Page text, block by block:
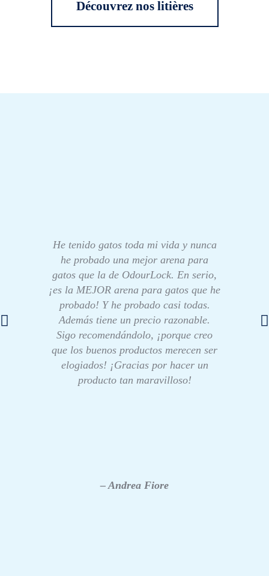
Découvrez nos litières
He tenido gatos toda mi vida y nunca
he probado una mejor arena para
gatos que la de OdourLock. En serio,
¡es la MEJOR arena para gatos que he
probado! Y he probado casi todas.
Además tiene un precio razonable.
Sigo recomendándolo, ¡porque creo
que los buenos productos merecen ser
elogiados! ¡Gracias por hacer un
producto tan maravilloso!
– Andrea Fiore